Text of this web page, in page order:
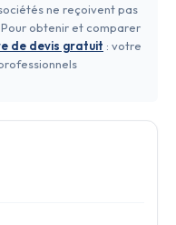
ne reçoivent pas
obtenir et comparer
de devis gratuit : votre